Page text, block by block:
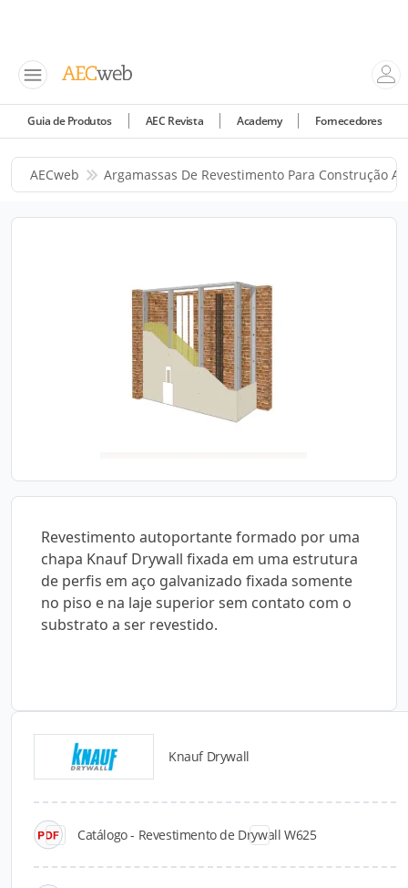
Guia de Produtos AEC Revista Academy Fornecedores
AECweb Argamassas De Revestimento Para Construção A
Revestimento autoportante formado por uma
chapa Knauf Drywall fixada em uma estrutura
de perfis em aço galvanizado fixada somente
no piso e na laje superior sem contato com o
substrato a ser revestido.
Knauf Drywall
Catálogo - Revestimento de Drywall W625
Catálogos para Download